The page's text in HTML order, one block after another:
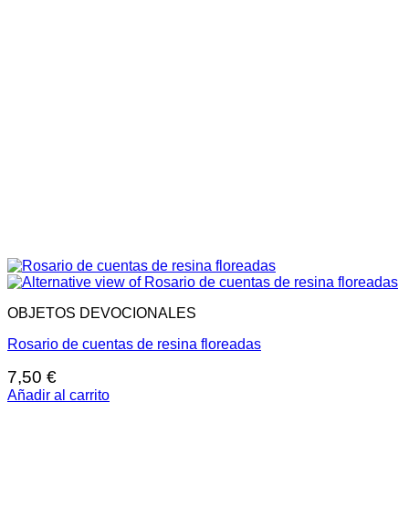
OBJETOS DEVOCIONALES
Rosario de cuentas de resina floreadas
7,50 €
Añadir al carrito